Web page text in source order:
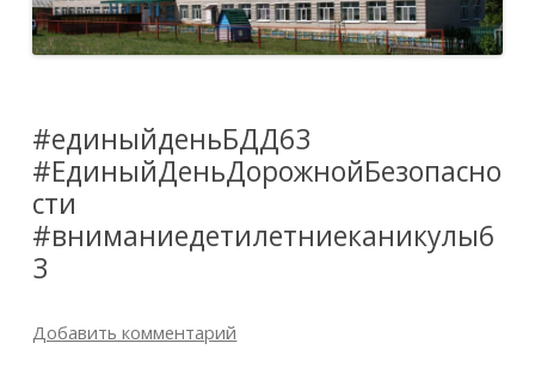
#единыйденьБДД63
#ЕдиныйДеньДорожнойБезопасно
сти
#вниманиедетилетниеканикулы6
3
Добавить комментарий